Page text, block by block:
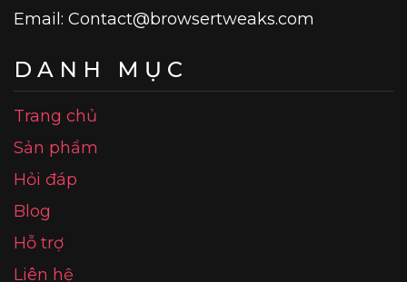
Email: Contact@browsertweaks.com
DANH MỤC
Trang chủ
Sản phẩm
Hỏi đáp
Blog
Hỗ trợ
Liên hệ